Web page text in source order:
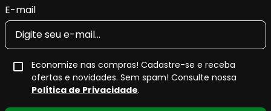
E-mail
Economize nas compras! Cadastre-se e receba
ofertas e novidades. Sem spam! Consulte nossa
Política de Privacidade.